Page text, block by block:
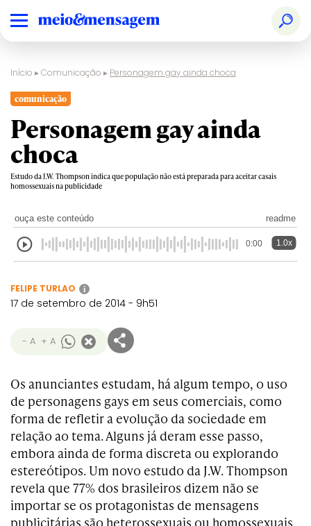
Início ▸Comunicação ▸ Personagem gay ainda choca
comunicação
Personagem gay ainda
choca
Estudo da J.W. Thompson indica que população não está preparada para aceitar casais
homossexuais na publicidade
ouça este conteúdo readme
0:00 1.0x
FELIPE TURLAO i
17 de setembro de 2014 - 9h51
- A + A
Os anunciantes estudam, há algum tempo, o uso
de personagens gays em seus comerciais, como
forma de refletir a evolução da sociedade em
relação ao tema. Alguns já deram esse passo,
embora ainda de forma discreta ou explorando
estereótipos. Um novo estudo da J.W. Thompson
revela que 77% dos brasileiros dizem não se
importar se os protagonistas de mensagens
publicitárias são heterossexuais ou homossexuais.